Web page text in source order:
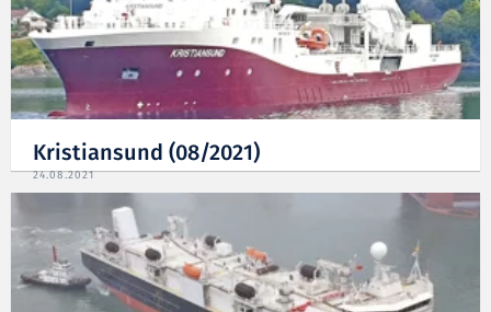
Kristiansund (08/2021)
24.08.2021